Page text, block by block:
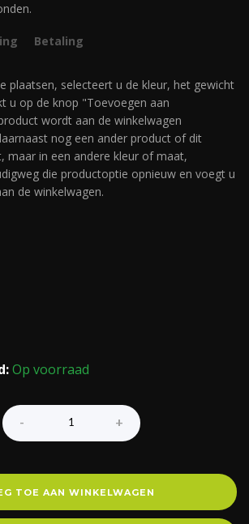
Betaling
plaatsen, selecteert u de kleur, het gewicht
u op de knop "Toevoegen aan
wordt aan de winkelwagen
nog een ander product of dit
maar in een andere kleur of maat,
die productoptie opnieuw en voegt u
de winkelwagen.
Op voorraad
TOE AAN WINKELWAGEN